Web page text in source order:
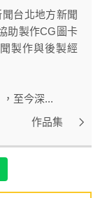
台北地方新聞
助製作CG圖卡
製作與後製經
至今深...
作品集